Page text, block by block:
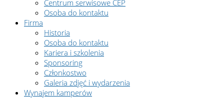
Centrum serwisowe CEP
Osoba do kontaktu
Firma
Historia
Osoba do kontaktu
Kariera i szkolenia
Sponsoring
Członkostwo
Galeria zdjęć i wydarzenia
Wynajem kamperów